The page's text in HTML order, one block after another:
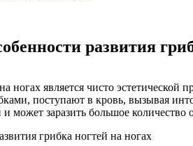
развития
ногах является чисто
поступают в кровь, вызывая
может заразить большое